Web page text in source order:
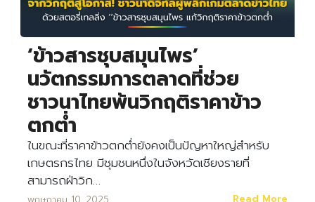
‘ข้าวสารชุบสมุนไพร’
นวัตกรรมการตลาดที่ช่วย
ชาวนาไทยพ้นวิกฤติราคาข้าว
ตกต่ำ
ในขณะที่ราคาข้าวตกต่ำยังคงเป็นปัญหาใหญ่สำหรับ
เกษตรกรไทย มีชุมชนหนึ่งในจังหวัดเชียงรายที่
สามารถฝ่าวิก…
พฤษภาคม 10, 2025 Read More